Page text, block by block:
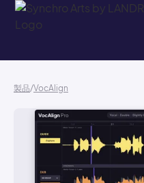
製品/VocAlign